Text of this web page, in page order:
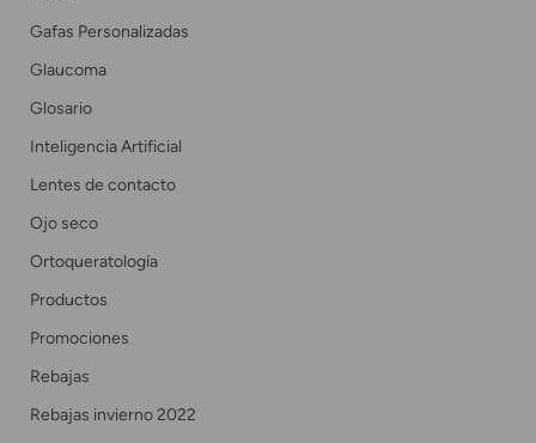
Gafas Personalizadas
Glaucoma
Glosario
Inteligencia Artificial
Lentes de contacto
Ojo seco
Ortoqueratología
Productos
Promociones
Rebajas
Rebajas invierno 2022